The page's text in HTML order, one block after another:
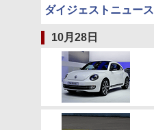
ダイジェストニュー
10月28日